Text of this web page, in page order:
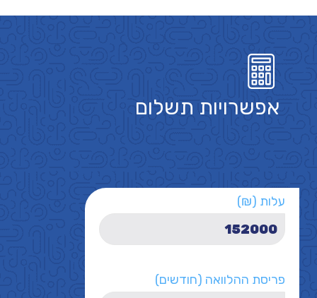
אפשרויות תשלום
עלות (₪)
פריסת ההלוואה (חודשים)